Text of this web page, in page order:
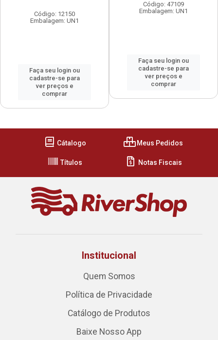
Código: 12150
Embalagem: UN1
Faça seu login ou
cadastre-se para
ver preços e
comprar
Código: 47109
Embalagem: UN1
Faça seu login ou
cadastre-se para
ver preços e
comprar
Cátalogo Meus Pedidos
Títulos Notas Fiscais
Institucional
Quem Somos
Política de Privacidade
Catálogo de Produtos
Baixe Nosso App